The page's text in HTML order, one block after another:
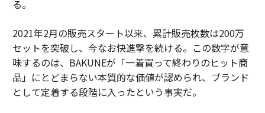
る。
2021年2月の販売スタート以来、累計販売枚数は200万
セットを突破し、今なお快進撃を続ける。この数字が意
味するのは、BAKUNEが「一着買って終わりのヒット商
品」にとどまらない本質的な価値が認められ、ブランド
として定着する段階に入ったという事実だ。